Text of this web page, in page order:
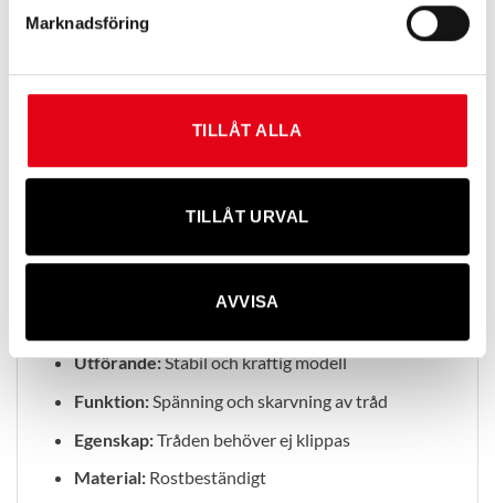
Marknadsföring
TILLÅT ALLA
TILLÅT URVAL
AVVISA
användas för att skarva trådar,
vilket gör den till ett flexibelt och praktiskt tillbehör
Stark konstruktion med god rostbeständighet
god motståndskraft mot rost.
Den stabila och kraftiga konstruktionen är
Utförande:Stabil och kraftig modell
Funktion:Spänning och skarvning av tråd
Egenskap:Tråden behöver ej klippas
Material:Rostbeständigt